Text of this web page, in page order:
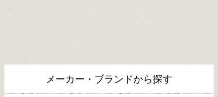
メーカー・ブランドから探す